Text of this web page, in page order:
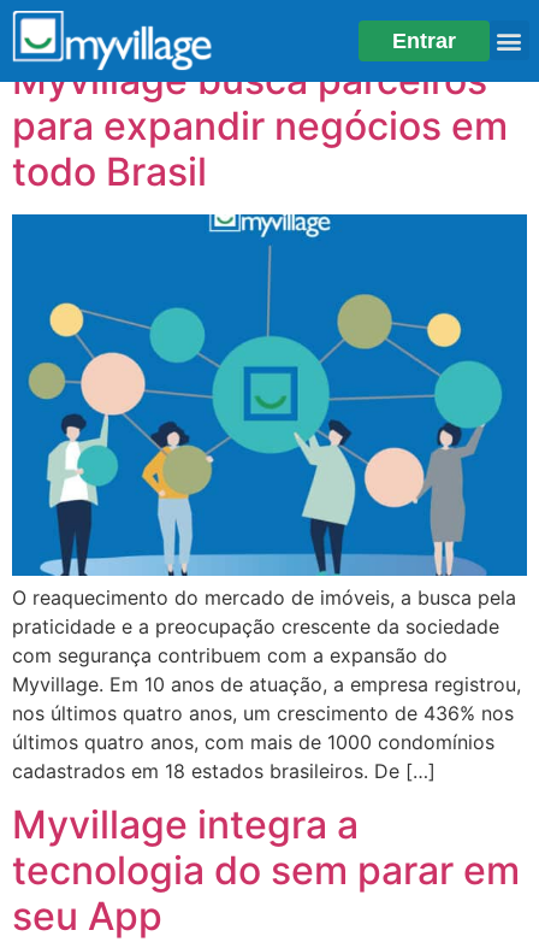
Entrar
Myvillage busca parceiros
para expandir negócios em
todo Brasil
O reaquecimento do mercado de imóveis, a busca pela
praticidade e a preocupação crescente da sociedade
com segurança contribuem com a expansão do
Myvillage. Em 10 anos de atuação, a empresa registrou,
nos últimos quatro anos, um crescimento de 436% nos
últimos quatro anos, com mais de 1000 condomínios
cadastrados em 18 estados brasileiros. De […]
Myvillage integra a
tecnologia do sem parar em
seu App